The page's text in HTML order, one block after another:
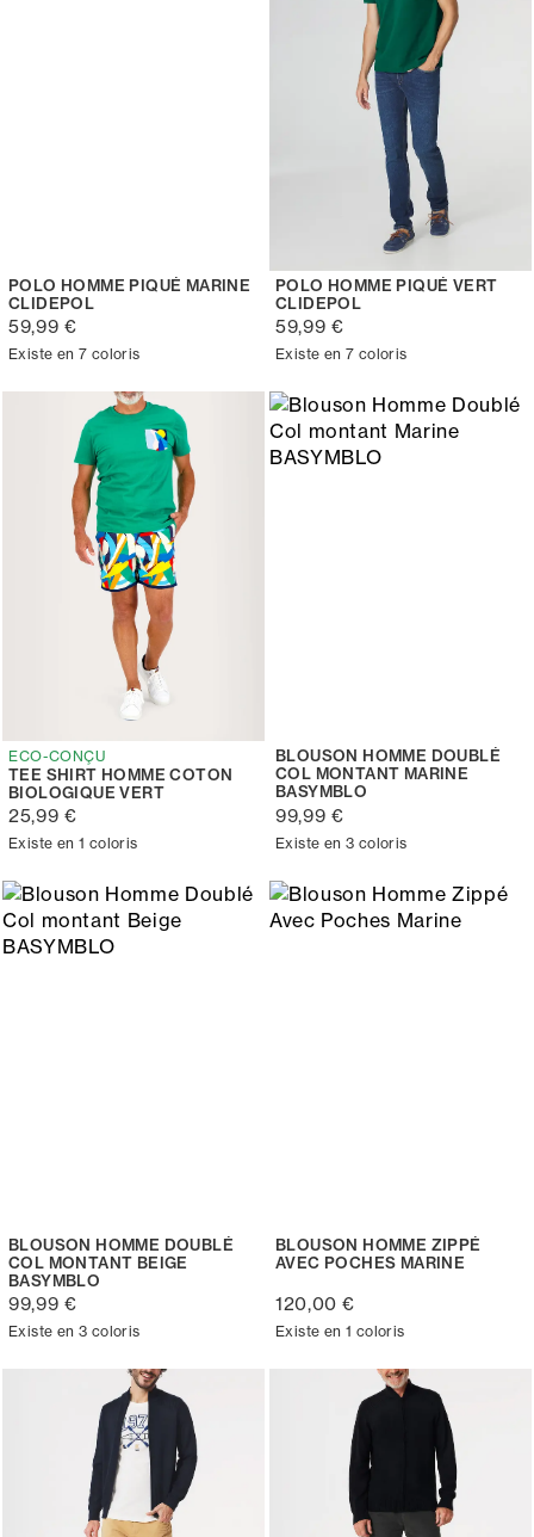
POLO HOMME PIQUÉ MARINE
CLIDEPOL
59,99 €
Existe en 7 coloris
POLO HOMME PIQUÉ VERT
CLIDEPOL
59,99 €
Existe en 7 coloris
ECO-CONÇU
TEE SHIRT HOMME COTON
BIOLOGIQUE VERT
25,99 €
Existe en 1 coloris
BLOUSON HOMME DOUBLÉ
COL MONTANT MARINE
BASYMBLO
99,99 €
Existe en 3 coloris
BLOUSON HOMME DOUBLÉ
COL MONTANT BEIGE
BASYMBLO
99,99 €
Existe en 3 coloris
BLOUSON HOMME ZIPPÉ
AVEC POCHES MARINE
120,00 €
Existe en 1 coloris